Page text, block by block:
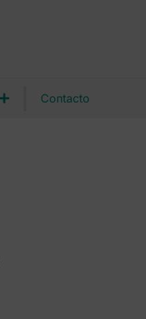
Contacto